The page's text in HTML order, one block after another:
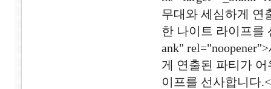
무대와 세심하게 연
한 나이트 라이프를
ank"
게 연출된 파티가
이프를 선사합니다